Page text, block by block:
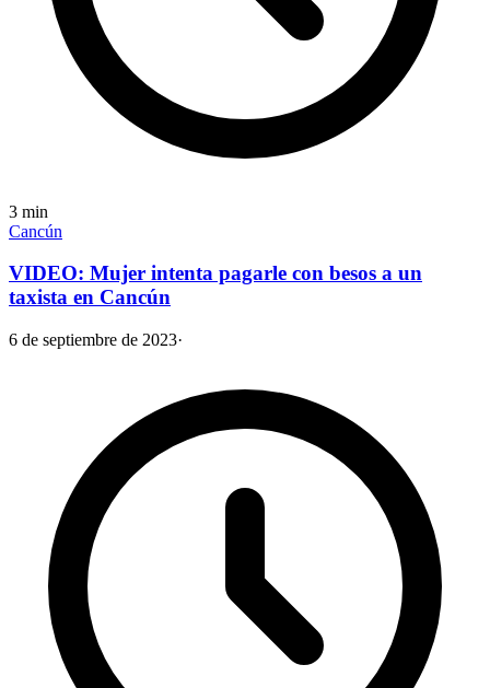
3 min
Cancún
VIDEO: Mujer intenta pagarle con besos a un
taxista en Cancún
6 de septiembre de 2023·